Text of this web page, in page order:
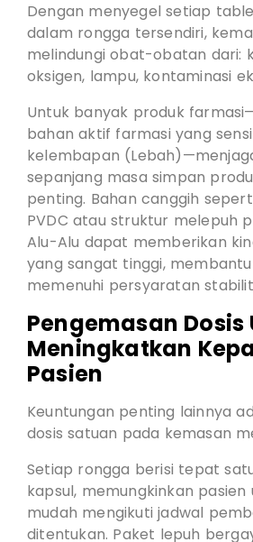
Dengan menyegel setiap
dalam rongga tersendiri,
melindungi obat-obatan dari:
oksigen, lampu, kontaminasi
Untuk banyak produk
bahan aktif farmasi yang
kelembapan
sepanjang masa simpan
penting. Bahan canggih
PVDC atau struktur melepuh
Alu-Alu dapat memberikan
yang sangat tinggi,
memenuhi persyaratan
Pengemasan
Meningkatkan
Pasien
Keuntungan penting lainnya
dosis satuan pada kemasan
Setiap rongga berisi tepat
kapsul, memungkinkan pasien
mudah mengikuti jadwal
ditentukan. Paket lepuh